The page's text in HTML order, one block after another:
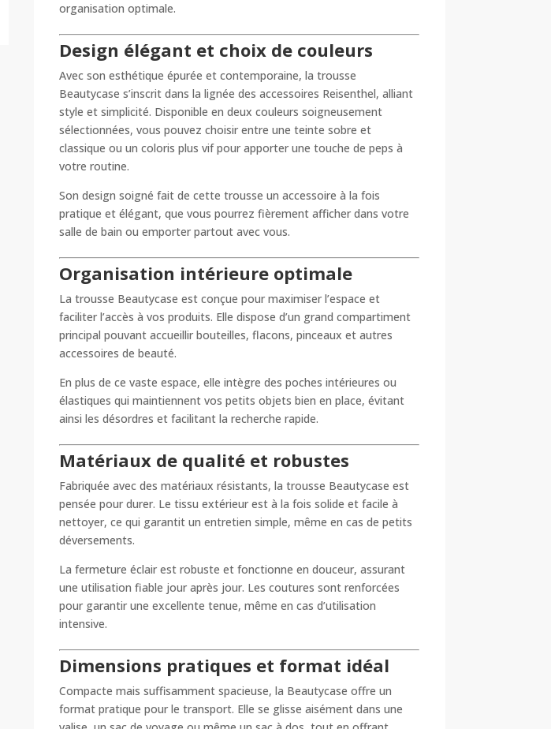
organisation optimale.
Design élégant et choix de couleurs
Avec son esthétique épurée et contemporaine, la trousse
Beautycase s’inscrit dans la lignée des accessoires Reisenthel, alliant
style et simplicité. Disponible en deux couleurs soigneusement
sélectionnées, vous pouvez choisir entre une teinte sobre et
classique ou un coloris plus vif pour apporter une touche de peps à
votre routine.
Son design soigné fait de cette trousse un accessoire à la fois
pratique et élégant, que vous pourrez fièrement afficher dans votre
salle de bain ou emporter partout avec vous.
Organisation intérieure optimale
La trousse Beautycase est conçue pour maximiser l’espace et
faciliter l’accès à vos produits. Elle dispose d’un grand compartiment
principal pouvant accueillir bouteilles, flacons, pinceaux et autres
accessoires de beauté.
En plus de ce vaste espace, elle intègre des poches intérieures ou
élastiques qui maintiennent vos petits objets bien en place, évitant
ainsi les désordres et facilitant la recherche rapide.
Matériaux de qualité et robustes
Fabriquée avec des matériaux résistants, la trousse Beautycase est
pensée pour durer. Le tissu extérieur est à la fois solide et facile à
nettoyer, ce qui garantit un entretien simple, même en cas de petits
déversements.
La fermeture éclair est robuste et fonctionne en douceur, assurant
une utilisation fiable jour après jour. Les coutures sont renforcées
pour garantir une excellente tenue, même en cas d’utilisation
intensive.
Dimensions pratiques et format idéal
Compacte mais suffisamment spacieuse, la Beautycase offre un
format pratique pour le transport. Elle se glisse aisément dans une